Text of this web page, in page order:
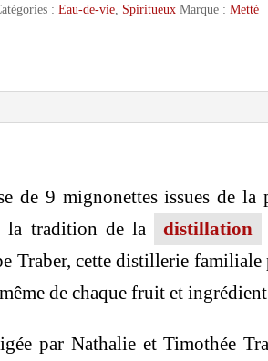
: Eau-de-vie, Spiritueux Marque : Metté
de 9 mignonettes issues de la
la tradition de la
distillation
Traber, cette distillerie familiale
de chaque fruit et
par Nathalie et Timothée